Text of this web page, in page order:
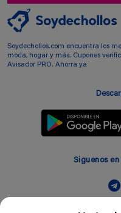
Soydechollos.com encuentra los
moda, hogar y más. Cupones
Avisador PRO. Ahorra ya
Siguenos